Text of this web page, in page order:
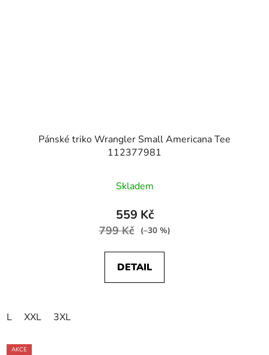
Pánské triko Wrangler Small Americana Tee
112377981
Skladem
559 Kč
799 Kč (–30 %)
DETAIL
L XXL 3XL
AKCE